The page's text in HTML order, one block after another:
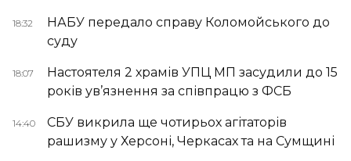
18:32
НАБУ передало справу Коломойського до
суду
18:07
Настоятеля 2 храмів УПЦ МП засудили до 15
років ув’язнення за співпрацю з ФСБ
14:40
СБУ викрила ще чотирьох агітаторів
рашизму у Херсоні, Черкасах та на Сумщині